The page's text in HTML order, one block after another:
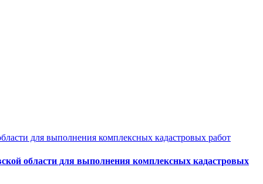
для выполнения комплексных кадастровых работ
области для выполнения комплексных кадастровых